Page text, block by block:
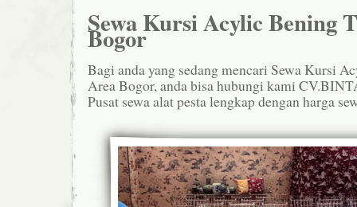
Sewa Kursi Acylic Bening
Bogor
Bagi anda yang sedang mencari Sewa Kursi
Area Bogor, anda bisa hubungi kami
Pusat sewa alat pesta lengkap dengan harga